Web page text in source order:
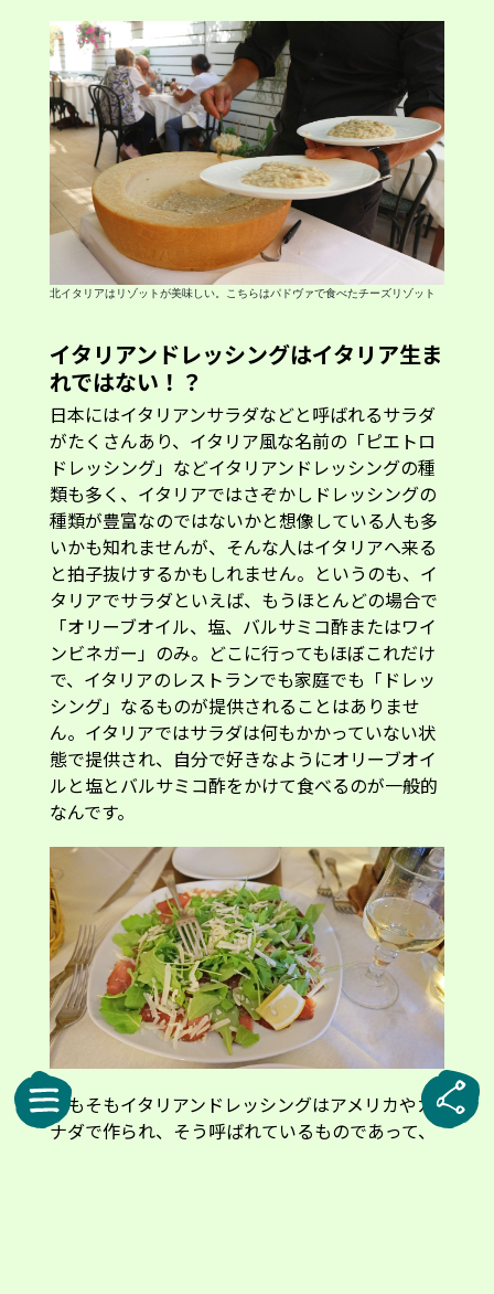
北イタリアはリゾットが美味しい。こちらはパドヴァで食べたチーズリゾット
イタリアンドレッシングはイタリア生ま
れではない！？
日本にはイタリアンサラダなどと呼ばれるサラダ
がたくさんあり、イタリア風な名前の「ピエトロ
ドレッシング」などイタリアンドレッシングの種
類も多く、イタリアではさぞかしドレッシングの
種類が豊富なのではないかと想像している人も多
いかも知れませんが、そんな人はイタリアへ来る
と拍子抜けするかもしれません。というのも、イ
タリアでサラダといえば、もうほとんどの場合で
「オリーブオイル、塩、バルサミコ酢またはワイ
ンビネガー」のみ。どこに行ってもほぼこれだけ
で、イタリアのレストランでも家庭でも「ドレッ
シング」なるものが提供されることはありませ
ん。イタリアではサラダは何もかかっていない状
態で提供され、自分で好きなようにオリーブオイ
ルと塩とバルサミコ酢をかけて食べるのが一般的
なんです。
そもそもイタリアンドレッシングはアメリカやカ
ナダで作られ、そう呼ばれているものであって、